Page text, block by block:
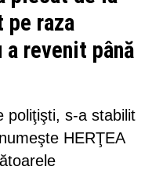
raza
a revenit până
poliţişti, s-a stabilit
HERŢEA